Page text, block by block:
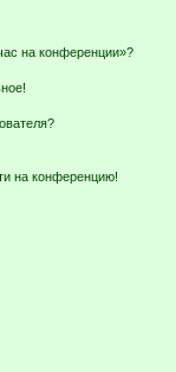
на конференции»?
на конференцию!